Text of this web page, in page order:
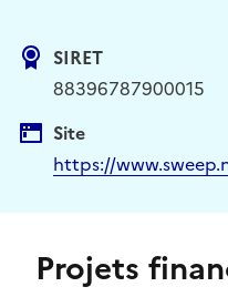
SIRET
88396787900015
Site
https://
Projets